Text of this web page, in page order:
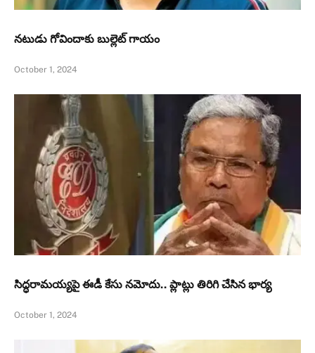
నటుడు గోవిందాకు బుల్లెట్ గాయం
October 1, 2024
సిద్ధరామయ్యపై ఈడీ కేసు నమోదు.. ప్లాట్లు తిరిగి చేసిన భార్య
October 1, 2024